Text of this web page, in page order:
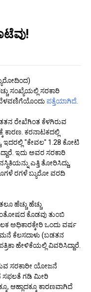
ಸಂಖ್ಯೆಯಲ್ಲಿ ಸರಕಾರಿ
ಬೆಳವಣಿಗೆಯೊಂದು ಪತ್ತೆಯಾಗಿದೆ
ರೇಖೆಗಿಂತ ಕೆಳಗಿರುವ
ಕಾರಣ. ಕರನಾಟಕದಲ್ಲಿ
ಇದರಲ್ಲಿ "ಕೇವಲ" 1.28 ಕೋಟಿ
ಇದು ಅವರ ಸರಕಾರಿ
ಎತ್ತಿ ತೋರಿಸಿದ್ದು,
ರಗಳೆ ಬ್ಯುರೋ ವರದಿ
ಹೆಚ್ಚು ಹೆಚ್ಚು
ಕೊಡವು ತುಂಬಿ
ಅಧಿಕಾರಕ್ಕೇರಿ ಒಂದು ವರ್ಷ
ಕೆಲಸದಾಳು (ಬಡತನ
ಹೇಳಿಕೆಯಲ್ಲಿ ವಿವರಿಸಿದ್ದಾರೆ.
ಸರಕಾರೀ ಯೋಜನೆ
ಗಡಿ ಮೀರಿ
ಆಹ್ಲಾದಕ್ಕೂ ಕಾರಣವಾಗಿದೆ